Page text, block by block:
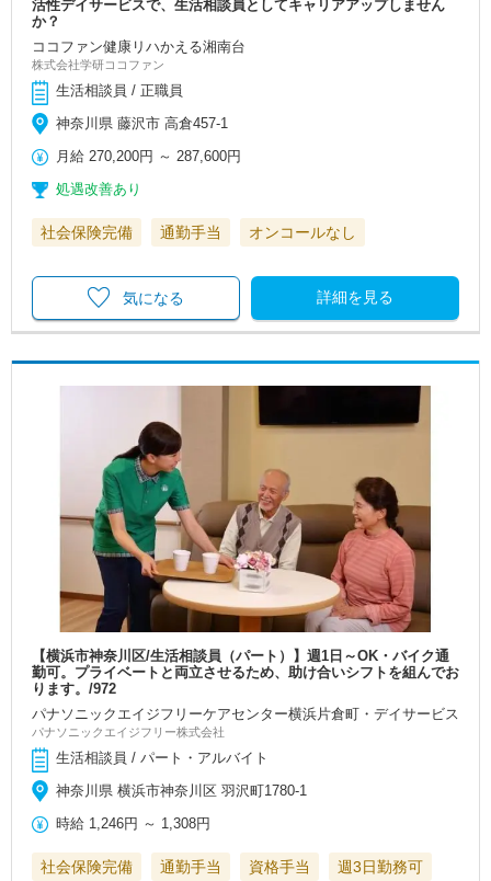
活性デイサービスで、生活相談員としてキャリアアップしません
か？
ココファン健康リハかえる湘南台
株式会社学研ココファン
生活相談員 / 正職員
神奈川県 藤沢市 高倉457-1
月給 270,200円 ～ 287,600円
処遇改善あり
社会保険完備 通勤手当 オンコールなし
詳細を見る
気になる
【横浜市神奈川区/生活相談員（パート）】週1日～OK・バイク通
勤可。プライベートと両立させるため、助け合いシフトを組んでお
ります。/972
パナソニックエイジフリーケアセンター横浜片倉町・デイサービス
パナソニックエイジフリー株式会社
生活相談員 / パート・アルバイト
神奈川県 横浜市神奈川区 羽沢町1780-1
時給 1,246円 ～ 1,308円
社会保険完備 通勤手当 資格手当
週3日勤務可